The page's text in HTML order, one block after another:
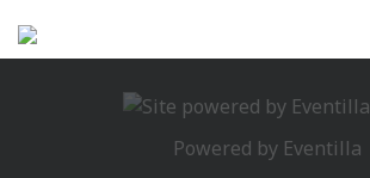
Powered by Eventilla